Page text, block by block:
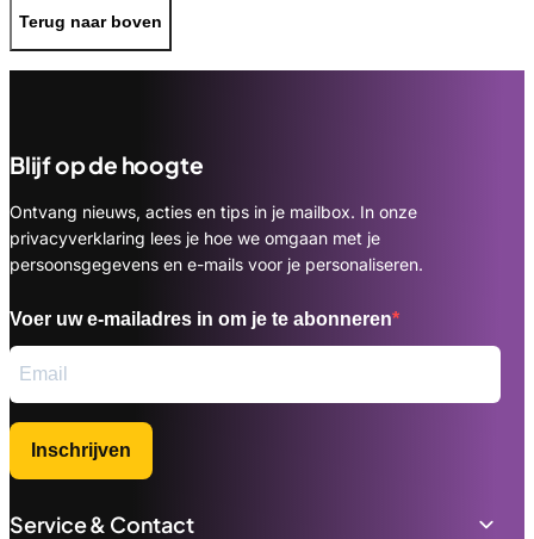
Terug naar boven
Blijf op de hoogte
Ontvang nieuws, acties en tips in je mailbox. In onze
privacyverklaring lees je hoe we omgaan met je
persoonsgegevens en e-mails voor je personaliseren.
Voer uw e-mailadres in om je te abonneren
Inschrijven
Service & Contact